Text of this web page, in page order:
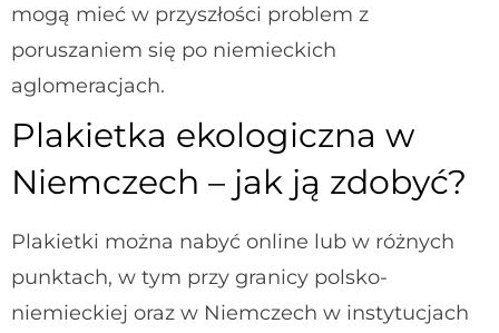
mogą mieć w przyszłości problem z
poruszaniem się po niemieckich
aglomeracjach.
Plakietka ekologiczna w
Niemczech – jak ją zdobyć?
Plakietki można nabyć online lub w różnych
punktach, w tym przy granicy polsko-
niemieckiej oraz w Niemczech w instytucjach